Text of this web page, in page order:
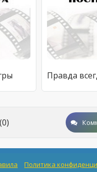
Политика